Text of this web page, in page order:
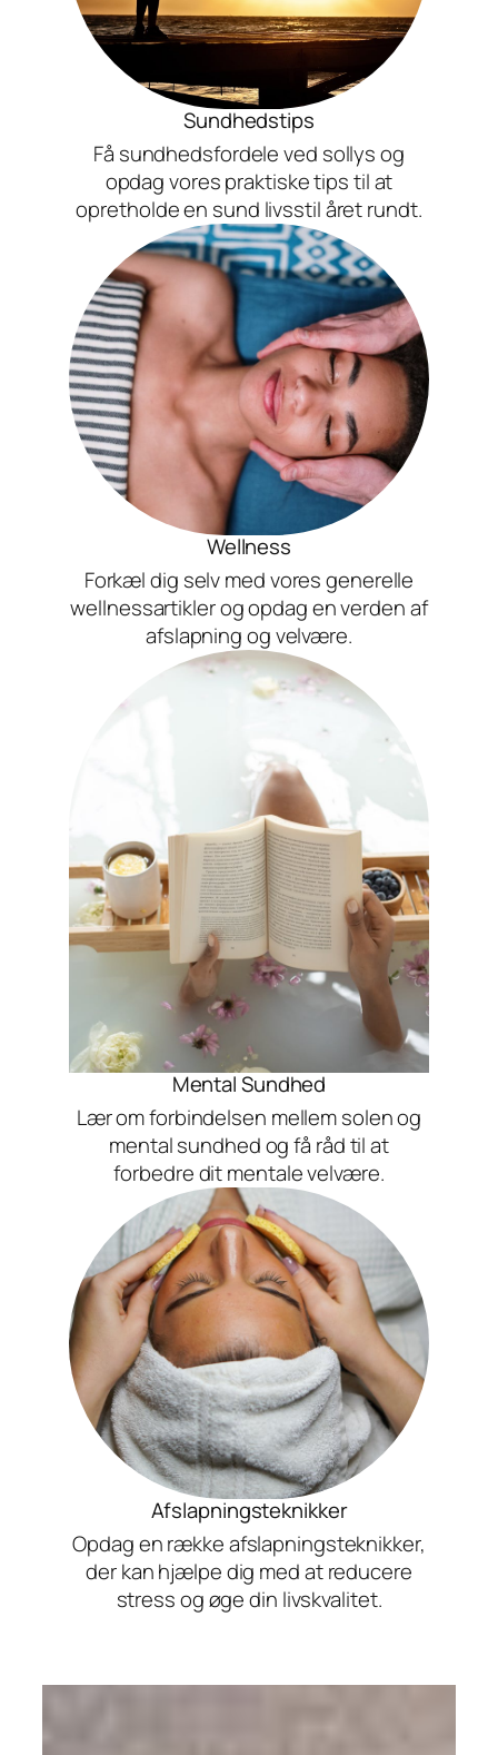
Sundhedstips
Få sundhedsfordele ved sollys og
opdag vores praktiske tips til at
opretholde en sund livsstil året rundt.
Wellness
Forkæl dig selv med vores generelle
wellnessartikler og opdag en verden af
afslapning og velvære.
Mental Sundhed
Lær om forbindelsen mellem solen og
mental sundhed og få råd til at
forbedre dit mentale velvære.
Afslapningsteknikker
Opdag en række afslapningsteknikker,
der kan hjælpe dig med at reducere
stress og øge din livskvalitet.